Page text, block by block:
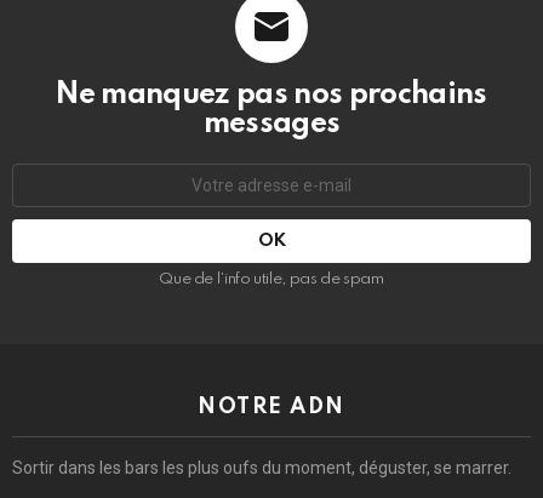
Ne manquez pas nos prochains
messages
mail
Que de l’info utile, pas de spam
NOTRE ADN
Sortir dans les bars les plus oufs du moment, déguster, se marrer.